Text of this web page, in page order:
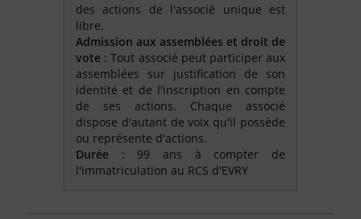
des actions de l'associé unique est
libre.
Admission aux assemblées et droit de
vote : Tout associé peut participer aux
assemblées sur justification de son
identité et de l'inscription en compte
de ses actions. Chaque associé
dispose d'autant de voix qu'il possède
ou représente d'actions.
Durée : 99 ans à compter de
l'immatriculation au RCS d'EVRY